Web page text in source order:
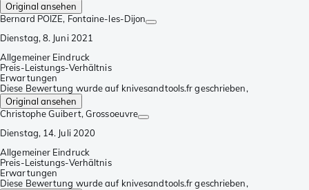
Original ansehen
Bernard POIZE, Fontaine-les-Dijon
Dienstag, 8. Juni 2021
Allgemeiner Eindruck
Preis-Leistungs-Verhältnis
Erwartungen
Diese Bewertung wurde auf knivesandtools.fr geschrieben,
Original ansehen
Christophe Guibert, Grossoeuvre
Dienstag, 14. Juli 2020
Allgemeiner Eindruck
Preis-Leistungs-Verhältnis
Erwartungen
Diese Bewertung wurde auf knivesandtools.fr geschrieben,